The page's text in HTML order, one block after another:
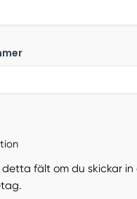
detta fält om du skickar